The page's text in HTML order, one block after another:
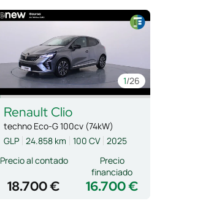
1/26
Renault Clio
techno Eco-G 100cv (74kW)
GLP 24.858 km 100 CV 2025
Precio al contado
18.700 € 16.700 €
Precio
financiado